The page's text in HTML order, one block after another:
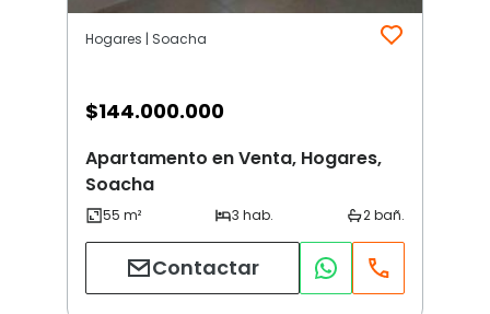
Hogares | Soacha
$144.000.000
Apartamento en Venta, Hogares,
Soacha
Contactar